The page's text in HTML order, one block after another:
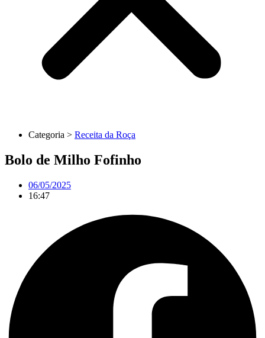
Categoria > Receita da Roça
Bolo de Milho Fofinho
06/05/2025
16:47